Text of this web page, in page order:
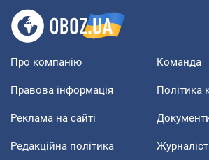
Про компанію Команда
Правова інформація Політика
Реклама на сайті
Редакційна політика